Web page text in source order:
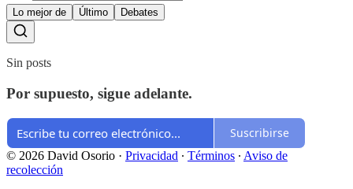
Lo mejor de Último Debates
Sin posts
Por supuesto, sigue adelante.
Suscribirse
© 2026 David Osorio · Privacidad ∙ Términos ∙ Aviso de
recolección